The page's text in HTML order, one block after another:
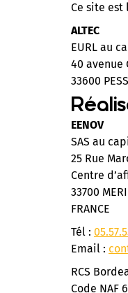
Ce site
ALTEC
EURL au
40 avenue
33600
EENOV
SAS au
25 Rue
Centre
33700
FRANCE
Tél :
Email :
RCS
Code NAF